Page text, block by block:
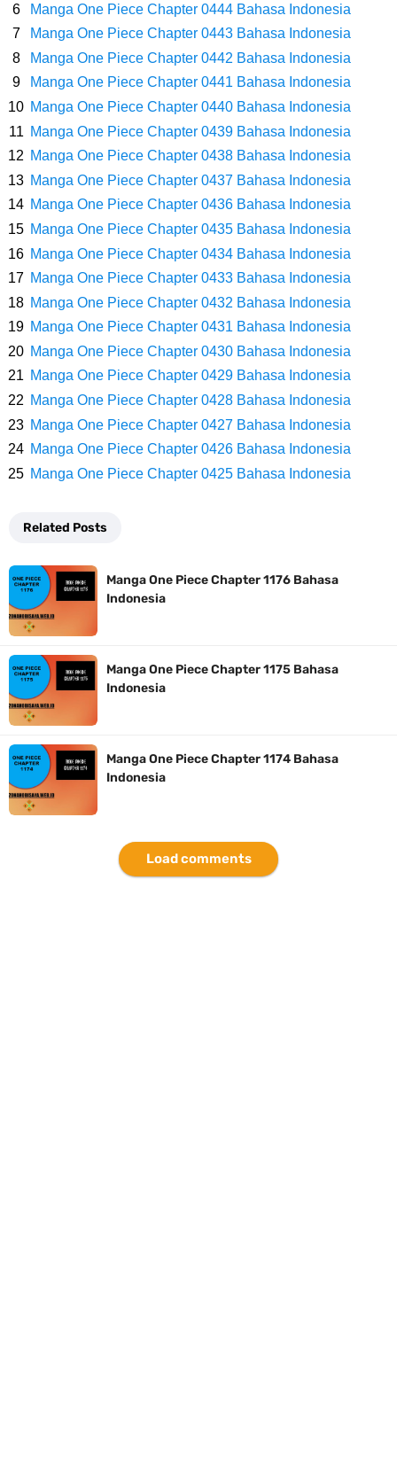
Cara Membuat Linktree Instagram, Sangat Mudah Untuk Kamu
Lakukan Sendiri
7 Fakta Gaban One Piece, Orang Yang Telah Memberikan Kunci Borgol
Milik Loki
Profil Slamet Rahardjo, Aktor Dengan Peran Penting Dalam Perfilman
Indonesia
Resep Roti Panggang, Sangat Mudah Untuk Menjadi Cemilan
Bersama Keluarga
Arti Bendera Seychelles, Negara Kepulauan Yang Terletak Di
Samudra Hindia
Cara Bayar Akulaku Lewat Gopay, Sangat Mudah Dan Tidak Ribet
Penjara Udon
7 Fakta Brook One Piece, Mantan Kapten Yang Poster Bountynya
Poster Konser
7 Kapal Pesiar Terberat Di Dunia, Simbol Ambisi Industri Pariwisata
Laut
Arti Bendera Yunani, Negara Yang Terkenal Salah Satu Pusat
Peradaban Kuno
Manga One Piece Chapter 0444 Bahasa Indonesia
Manga One Piece Chapter 0443 Bahasa Indonesia
Manga One Piece Chapter 0442 Bahasa Indonesia
Manga One Piece Chapter 0441 Bahasa Indonesia
Manga One Piece Chapter 0440 Bahasa Indonesia
Manga One Piece Chapter 0439 Bahasa Indonesia
Manga One Piece Chapter 0438 Bahasa Indonesia
Manga One Piece Chapter 0437 Bahasa Indonesia
Manga One Piece Chapter 0436 Bahasa Indonesia
Manga One Piece Chapter 0435 Bahasa Indonesia
Manga One Piece Chapter 0434 Bahasa Indonesia
Manga One Piece Chapter 0433 Bahasa Indonesia
Manga One Piece Chapter 0432 Bahasa Indonesia
Manga One Piece Chapter 0431 Bahasa Indonesia
Manga One Piece Chapter 0430 Bahasa Indonesia
Manga One Piece Chapter 0429 Bahasa Indonesia
Manga One Piece Chapter 0428 Bahasa Indonesia
Manga One Piece Chapter 0427 Bahasa Indonesia
Manga One Piece Chapter 0426 Bahasa Indonesia
Manga One Piece Chapter 0425 Bahasa Indonesia
Related Posts
Manga One Piece Chapter 1176 Bahasa
Indonesia
Manga One Piece Chapter 1175 Bahasa
Indonesia
Manga One Piece Chapter 1174 Bahasa
Indonesia
Load comments